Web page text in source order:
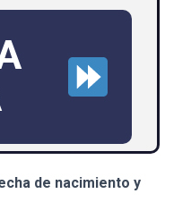
de nacimiento y